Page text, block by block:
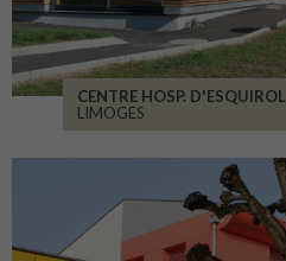
CENTRE HOSP. D'ESQUIROL
LIMOGES